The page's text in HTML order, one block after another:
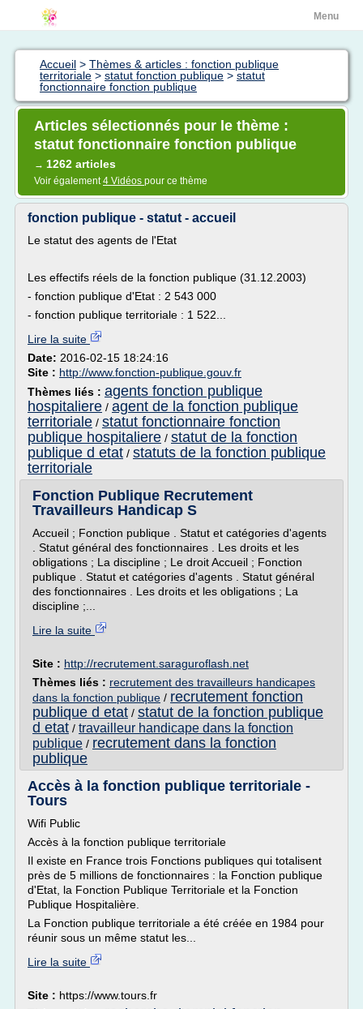
Menu
Accueil > Thèmes & articles : fonction publique
territoriale > statut fonction publique > statut
fonctionnaire fonction publique
Articles sélectionnés pour le thème :
statut fonctionnaire fonction publique
→ 1262 articles
Voir également4 Vidéos pour ce thème
fonction publique - statut - accueil
Le statut des agents de l'Etat
Les effectifs réels de la fonction publique (31.12.2003)
- fonction publique d'Etat : 2 543 000
- fonction publique territoriale : 1 522...
Lire la suite
Date: 2016-02-15 18:24:16
Site : http://www.fonction-publique.gouv.fr
Thèmes liés : agents fonction publique
hospitaliere / agent de la fonction publique
territoriale / statut fonctionnaire fonction
publique hospitaliere / statut de la fonction
publique d etat / statuts de la fonction publique
territoriale
Fonction Publique Recrutement
Travailleurs Handicap S
Accueil ; Fonction publique . Statut et catégories d'agents
. Statut général des fonctionnaires . Les droits et les
obligations ; La discipline ; Le droit Accueil ; Fonction
publique . Statut et catégories d'agents . Statut général
des fonctionnaires . Les droits et les obligations ; La
discipline ;...
Lire la suite
Site : http://recrutement.saraguroflash.net
Thèmes liés : recrutement des travailleurs handicapes
dans la fonction publique / recrutement fonction
publique d etat / statut de la fonction publique
d etat / travailleur handicape dans la fonction
publique / recrutement dans la fonction
publique
Accès à la fonction publique territoriale -
Tours
Wifi Public
Accès à la fonction publique territoriale
Il existe en France trois Fonctions publiques qui totalisent
près de 5 millions de fonctionnaires : la Fonction publique
d'Etat, la Fonction Publique Territoriale et la Fonction
Publique Hospitalière.
La Fonction publique territoriale a été créée en 1984 pour
réunir sous un même statut les...
Lire la suite
Site : https://www.tours.fr